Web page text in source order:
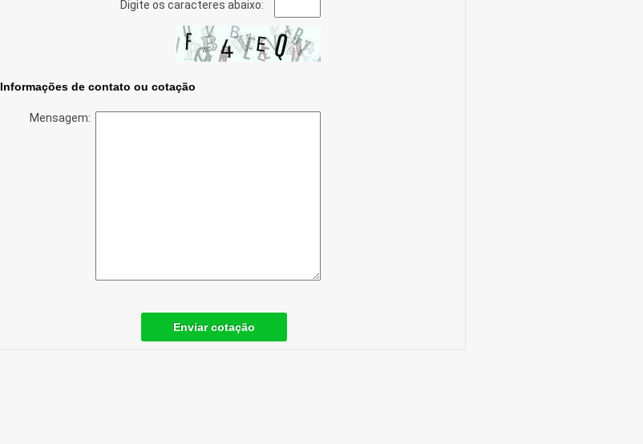
Digite os caracteres abaixo:
Informações de contato ou cotação
Mensagem:
Enviar cotação